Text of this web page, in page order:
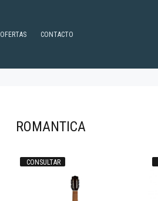
OFERTAS CONTACTO
ROMANTICA
CONSULTAR
$60.130